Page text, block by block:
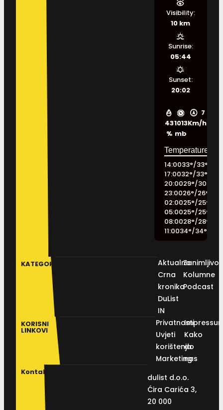
43
%
1013
mb
7
Km/h
Visibility:
10 km
Sunrise:
05:44
Sunset:
20:02
14:0033°/33°
17:0032°/33°
20:0029°/30
23:0026°/26°
02:0025°/25°
05:0025°/25°
08:0028°/28°
11:0034°/34°
KATEGORIJE
Aktualno
Crna
kronika
DuList
IN
Kolumne
Podcast
KORISNI
LINKOVI
Privatnosti
Uvjeti
korištenja
Marketing
Kako
do
nas
Kontakt
dulist d.o.o.
Ćira Carića 3,
20 000